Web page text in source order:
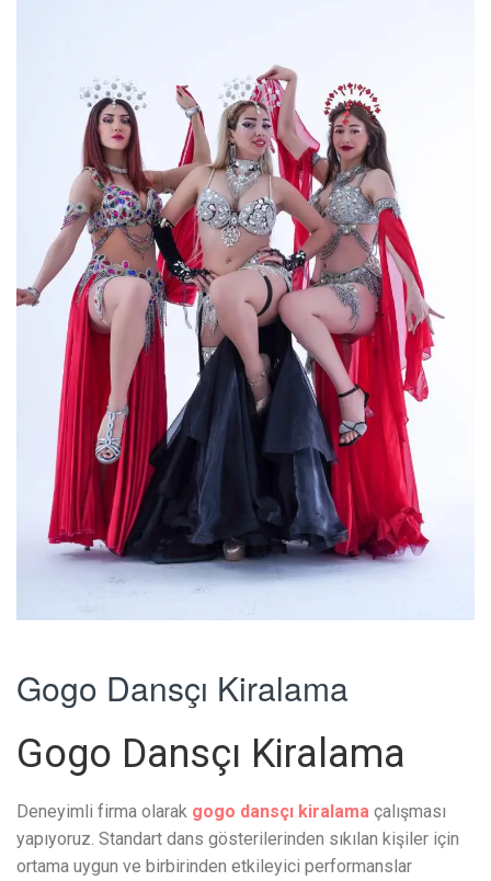
Gogo Dansçı Kiralama
Gogo Dansçı Kiralama
Deneyimli firma olarak gogo dansçı kiralama çalışması
yapıyoruz. Standart dans gösterilerinden sıkılan kişiler için
ortama uygun ve birbirinden etkileyici performanslar